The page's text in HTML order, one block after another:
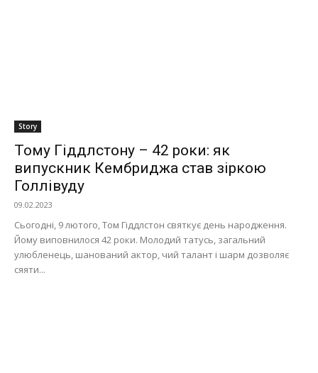
Story
Тому Гіддлстону – 42 роки: як
випускник Кембриджа став зіркою
Голлівуду
09.02.2023
Сьогодні, 9 лютого, Том Гіддлстон святкує день народження.
Йому виповнилося 42 роки. Молодий татусь, загальний
улюбленець, шанований актор, чий талант і шарм дозволяє
сяяти...